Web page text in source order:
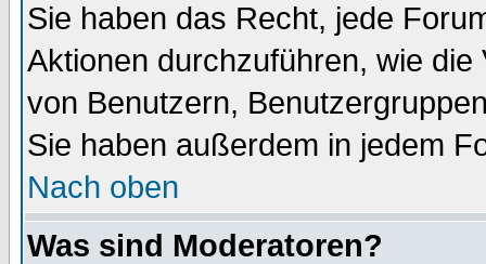
Sie haben das Recht, jede
Aktionen durchzuführen, wie
von Benutzern,
Sie haben außerdem in jedem
Nach oben
Was sind Moderatoren?